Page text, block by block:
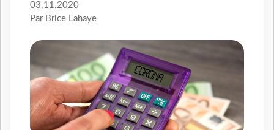
03.11.2020
Par Brice Lahaye